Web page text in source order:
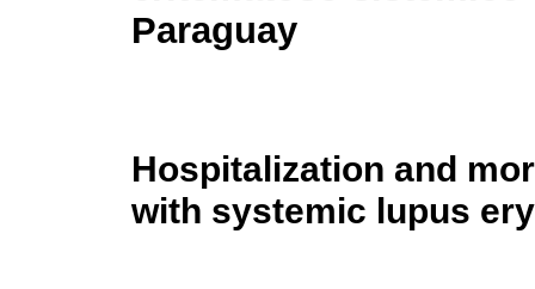
Paraguay
Hospitalization and
with systemic lupus